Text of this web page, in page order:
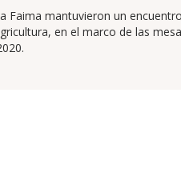
Faima mantuvieron un
en el marco de las